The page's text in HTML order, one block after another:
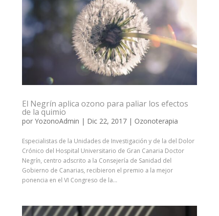
El Negrín aplica ozono para paliar los efectos
de la quimio
por YozonoAdmin | Dic 22, 2017| Ozonoterapia
Especialistas de la Unidades de Investigación y de la del Dolor
Crónico del Hospital Universitario de Gran Canaria Doctor
Negrín, centro adscrito a la Consejería de Sanidad del
Gobierno de Canarias, recibieron el premio a la mejor
ponencia en el VI Congreso de la...